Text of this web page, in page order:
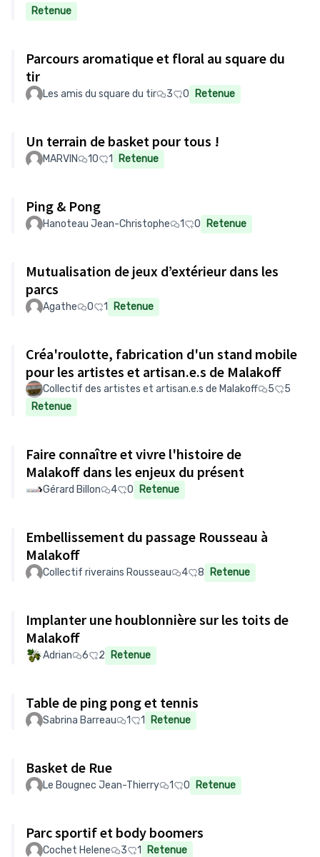
Retenue
Parcours aromatique et floral au square du
tir
Les amis du square du tir 3 0 Retenue
Un terrain de basket pour tous !
MARVIN 10 1 Retenue
Ping & Pong
Hanoteau Jean-Christophe 1 0 Retenue
Mutualisation de jeux d’extérieur dans les
parcs
Agathe 0 1 Retenue
Créa'roulotte, fabrication d'un stand mobile
pour les artistes et artisan.e.s de Malakoff
Collectif des artistes et artisan.e.s de Malakoff 5
5
Retenue
Faire connaître et vivre l'histoire de
Malakoff dans les enjeux du présent
Gérard Billon 4 0 Retenue
Embellissement du passage Rousseau à
Malakoff
Collectif riverains Rousseau 4 8 Retenue
Implanter une houblonnière sur les toits de
Malakoff
Adrian 6 2 Retenue
Table de ping pong et tennis
Sabrina Barreau 1 1 Retenue
Basket de Rue
Le Bougnec Jean-Thierry 1 0 Retenue
Parc sportif et body boomers
Cochet Helene 3 1 Retenue